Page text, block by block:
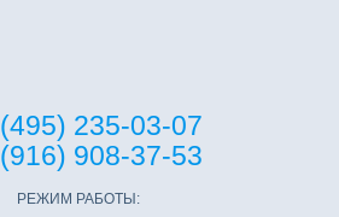
235-03-07
908-37-53
РЕЖИМ РАБОТЫ: